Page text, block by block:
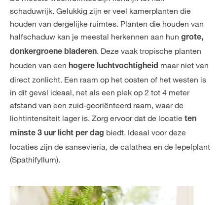
schaduwrijk. Gelukkig zijn er veel kamerplanten die
houden van dergelijke ruimtes. Planten die houden van
halfschaduw kan je meestal herkennen aan hun grote,
donkergroene bladeren. Deze vaak tropische planten
houden van een hogere luchtvochtigheid maar niet van
direct zonlicht. Een raam op het oosten of het westen is
in dit geval ideaal, net als een plek op 2 tot 4 meter
afstand van een zuid-georiënteerd raam, waar de
lichtintensiteit lager is. Zorg ervoor dat de locatie ten
minste 3 uur licht per dag biedt. Ideaal voor deze
locaties zijn de sansevieria, de calathea en de lepelplant
(Spathifyllum).